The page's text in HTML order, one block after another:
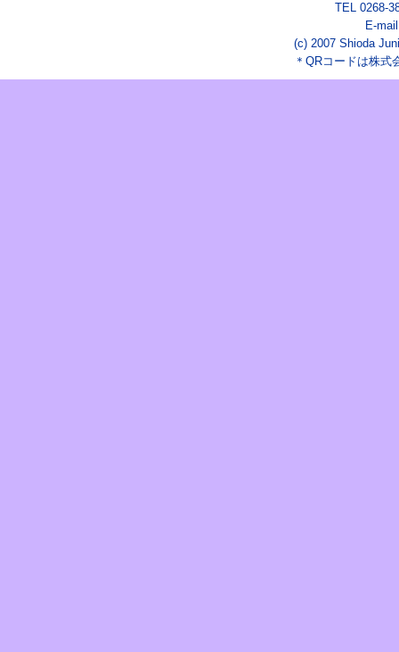
TEL 0268-
E-
(c) 2007 Shioda
＊QRコードは株式